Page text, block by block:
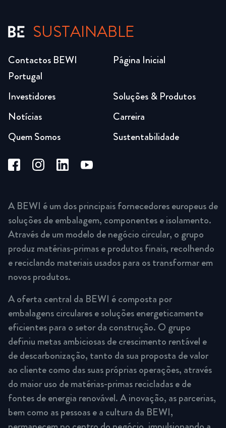
SUSTAINABLE
Página Inicial
Soluções & Produtos
Carreira
Sustentabilidade
Investidores
Notícias
Quem Somos
Contactos BEWI
Portugal
A BEWI é um dos principais fornecedores europeus de
soluções de embalagem, componentes e isolamento.
Através de um modelo de negócio circular, o grupo
produz matérias-primas e produtos finais, recolhendo
e reciclando materiais usados para os transformar em
novos produtos.
A oferta central da BEWI é composta por
embalagens circulares e soluções energeticamente
eficientes para o setor da construção. O grupo
definiu metas ambiciosas de crescimento rentável e
de descarbonização, tanto da sua proposta de valor
ao cliente como das suas próprias operações, através
do maior uso de matérias-primas recicladas e de
fontes de energia renovável. A inovação, as parcerias,
bem como as pessoas e a cultura da BEWI,